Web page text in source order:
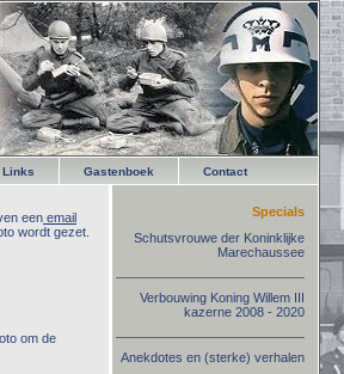
Links Gastenboek Contact
een email
wordt gezet.
om de
Specials
Schutsvrouwe der Koninklijke
Marechaussee
Verbouwing Koning Willem III
kazerne 2008 - 2020
Anekdotes en (sterke) verhalen